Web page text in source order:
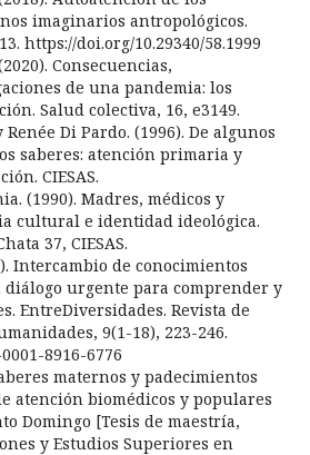
imaginarios antropológicos.
https://doi.org/10.29340/58.1999
Consecuencias,
de una pandemia: los
Salud colectiva, 16, e3149.
Di Pardo. (1996). De algunos
saberes: atención primaria y
CIESAS.
(1990). Madres, médicos y
cultural e identidad ideológica.
37, CIESAS.
Intercambio de conocimientos
urgente para comprender y
EntreDiversidades. Revista de
9(1-18), 223-246.
8916-6776
maternos y padecimientos
atención biomédicos y populares
Domingo [Tesis de maestría,
y Estudios Superiores en